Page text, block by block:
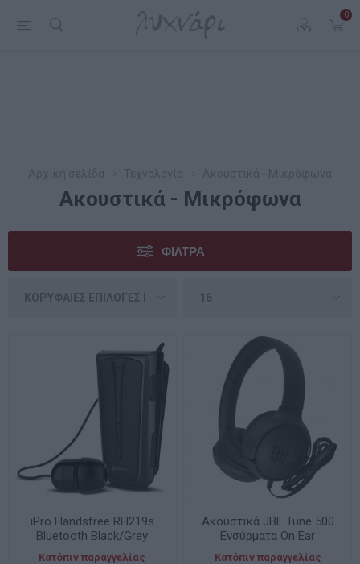
0
Ακουστικά - Μικρόφωνα
ΦΊΛΤΡΑ
iPro Handsfree RH219s
Bluetooth Black/Grey
Κατόπιν παραγγελίας
Ακουστικά JBL Tune 500
Ενσύρματα On Ear
Ακουστικά Μαύρα
Κατόπιν παραγγελίας